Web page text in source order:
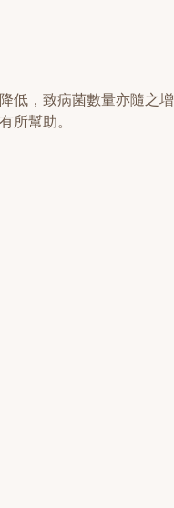
低，致病菌數量亦隨之增
所幫助。